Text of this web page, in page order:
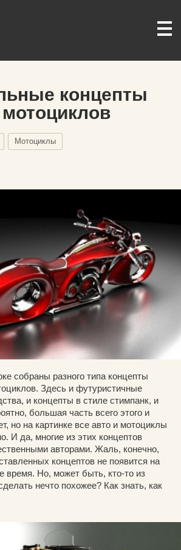
концепты
Мотоциклы
собраны разного типа концепты
Здесь и футуристичные
и концепты в стиле стимпанк, и
большая часть всего этого и
но на картинке все авто и мотоциклы
И да, многие из этих концептов
авторами. Жаль, конечно,
концептов не появится на
время. Но, может быть, кто-то из
нечто похожее? Как знать, как